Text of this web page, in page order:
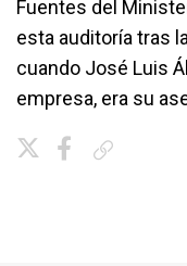
Fuentes del
esta auditoría tras
cuando José Luis
empresa, era su